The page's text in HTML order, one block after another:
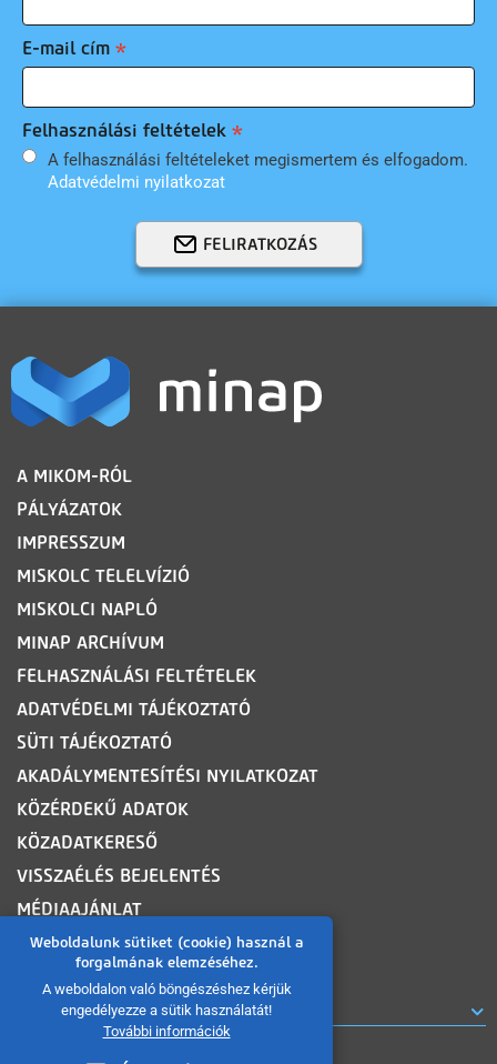
Weboldalunk sütiket (cookie) használ a
forgalmának elemzéséhez.
A weboldalon való böngészéshez kérjük
engedélyezze a sütik használatát!
További információk
E-mail cím
Felhasználási feltételek
A felhasználási feltételeket megismertem és elfogadom.
Adatvédelmi nyilatkozat
FELIRATKOZÁS
LÁBLÉC
A MIKOM-RÓL
PÁLYÁZATOK
IMPRESSZUM
MISKOLC TELELVÍZIÓ
MISKOLCI NAPLÓ
MINAP ARCHÍVUM
FELHASZNÁLÁSI FELTÉTELEK
ADATVÉDELMI TÁJÉKOZTATÓ
SÜTI TÁJÉKOZTATÓ
AKADÁLYMENTESÍTÉSI NYILATKOZAT
KÖZÉRDEKŰ ADATOK
KÖZADATKERESŐ
VISSZAÉLÉS BEJELENTÉS
MÉDIAAJÁNLAT
OLDALTÉRKÉP
ROVATOK